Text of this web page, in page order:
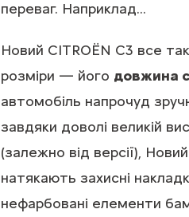
переваг. Наприклад...
Новий CITROЁN С3 все
розміри — його довжина
автомобіль напрочуд
завдяки доволі великій
(залежно від версії),
натякають захисні
нефарбовані елементи